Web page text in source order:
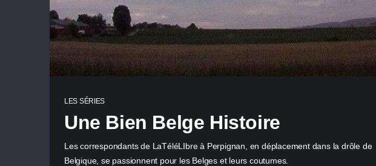
LES SÉRIES
Une Bien Belge Histoire
Les correspondants de LaTéléLIbre à Perpignan, en déplacement dans la drôle de
Belgique, se passionnent pour les Belges et leurs coutumes.